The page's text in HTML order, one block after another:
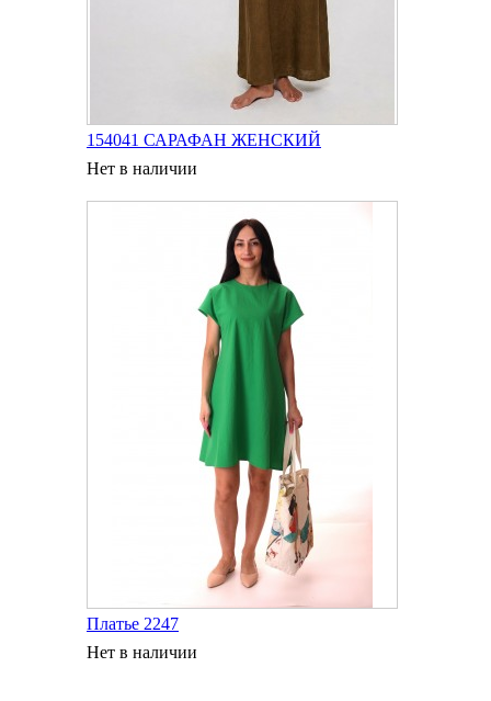
154041 САРАФАН ЖЕНСКИЙ
Нет в наличии
Платье 2247
Нет в наличии